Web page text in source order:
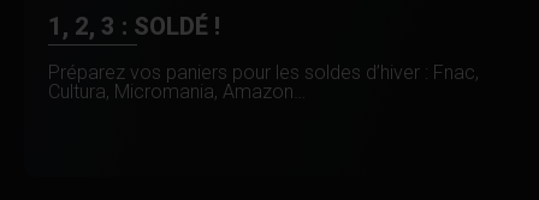
1, 2, 3 : SOLDÉ !
Préparez vos paniers pour les soldes d’hiver : Fnac,
Cultura, Micromania, Amazon…